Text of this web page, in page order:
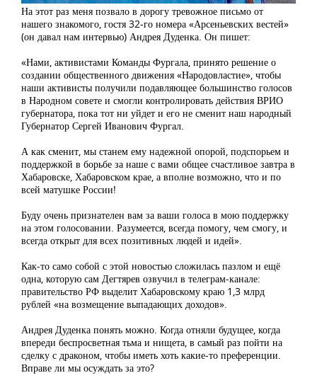
На этот раз меня позвало в дорогу тревожное письмо от
нашего знакомого, гостя 32-го номера «Арсеньевских вестей»
(он давал нам интервью) Андрея Дуденка. Он пишет:
«Нами, активистами Команды Фургала, принято решение о
создании общественного движения «Народовластие», чтобы
наши активисты получили подавляющее большинство голосов
в Народном совете и смогли контролировать действия ВРИО
губернатора, пока тот ни уйдет и его не сменит наш народный
Губернатор Сергей Иванович Фургал.
А как сменит, мы станем ему надежной опорой, подспорьем и
поддержкой в борьбе за наше с вами общее счастливое завтра в
Хабаровске, Хабаровском крае, а вполне возможно, что и по
всей матушке России!
Буду очень признателен вам за ваши голоса в мою поддержку
на этом голосовании. Разумеется, всегда помогу, чем смогу, и
всегда открыт для всех позитивных людей и идей».
Как-то само собой с этой новостью сложилась пазлом и ещё
одна, которую сам Дегтярев озвучил в телеграм-канале:
правительство РФ выделит Хабаровскому краю 1,3 млрд
рублей «на возмещение выпадающих доходов».
Андрея Дуденка понять можно. Когда отняли будущее, когда
впереди беспросветная тьма и нищета, в самый раз пойти на
сделку с драконом, чтобы иметь хоть какие-то преференции.
Вправе ли мы осуждать за это?